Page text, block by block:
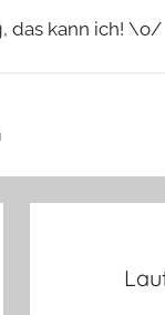
das kann ich! \o/